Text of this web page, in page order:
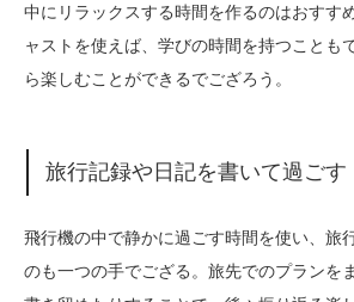
中にリラックスする時間を作るのはおすす
ャストを使えば、学びの時間を持つことも
ら楽しむことができるでござろう。
旅行記録や日記を書いて過ごす
飛行機の中で静かに過ごす時間を使い、旅
のも一つの手でござる。旅先でのプランを